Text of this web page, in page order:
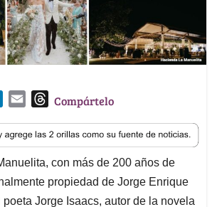
n
k
e
d
I
a
i
l
T
r
e
a
d
s
Compártelo
con más de 200 años de
propiedad de Jorge Enrique
poeta Jorge Isaacs, autor de la novela